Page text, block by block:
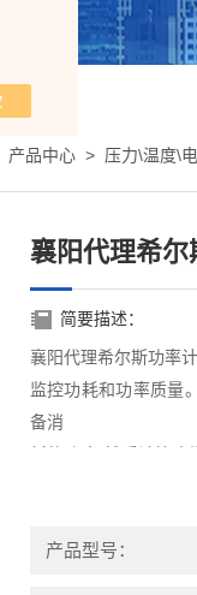
产品中心 > 压力\温度\
襄阳代理希尔
简要描述：
襄阳代理希尔斯功率
监控功耗和功率质量
备消
产品型号：